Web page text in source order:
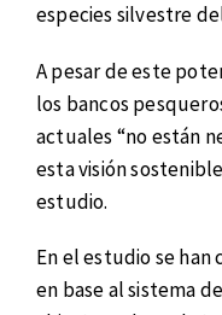
especies silvestre
A pesar de este
los bancos
actuales “no están
esta visión
estudio.
En el estudio se han
en base al sistema